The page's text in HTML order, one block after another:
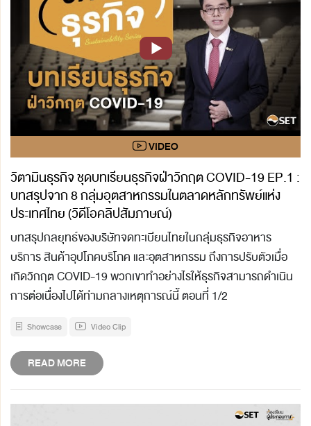
วิตามินธุรกิจ ชุดบทเรียนธุรกิจฝ่าวิกฤต COVID-19 EP.1 :
บทสรุปจาก 8 กลุ่มอุตสาหกรรมในตลาดหลักทรัพย์แห่ง
ประเทศไทย (วิดีโอคลิปสัมภาษณ์)
บทสรุปกลยุทธ์ของบริษัทจดทะเบียนไทยในกลุ่มธุรกิจอาหาร
บริการ สินค้าอุปโภคบริโภค และอุตสาหกรรม ถึงการปรับตัวเมื่อ
เกิดวิกฤต COVID-19 พวกเขาทำอย่างไรให้ธุรกิจสามารถดำเนิน
การต่อเนื่องไปได้ท่ามกลางเหตุการณ์นี้ ตอนที่ 1/2
Showcase Video Clip
READ MORE